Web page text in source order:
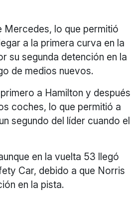
Mercedes, lo que permitió
a la primera curva en la
su segunda detención en la
de medios nuevos.
a Hamilton y después
coches, lo que permitió a
segundo del líder cuando el
en la vuelta 53 llegó
Car, debido a que Norris
en la pista.